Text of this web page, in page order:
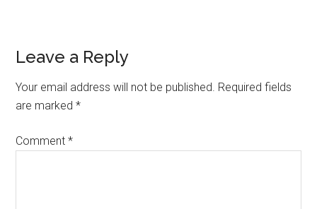
Reader
Interactions
Leave a Reply
Your email address will not be published. Required fields
are marked*
Comment*